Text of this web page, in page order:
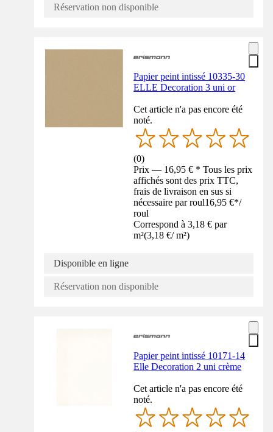
Réservation non disponible
Papier peint intissé 10335-30
ELLE Decoration 3 uni or
Cet article n'a pas encore été
noté.
(0)
Prix — 16,95 € * Tous les prix
affichés sont des prix TTC,
frais de livraison en sus si
nécessaire par roul16,95 €*/
roul
Correspond à 3,18 € par
m²(3,18 €/ m²)
Disponible en ligne
Réservation non disponible
Papier peint intissé 10171-14
Elle Decoration 2 uni crème
Cet article n'a pas encore été
noté.